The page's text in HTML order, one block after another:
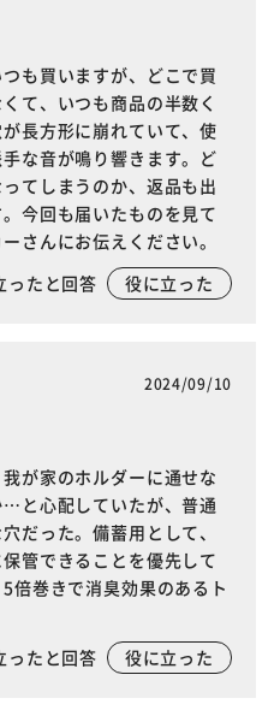
も買いますが、どこで買
て、いつも商品の半数く
長方形に崩れていて、使
な音が鳴り響きます。ど
てしまうのか、返品も出
今回も届いたものを見て
さんにお伝えください。
ったと回答 役に立った
2024/09/10
が家のホルダーに通せな
と心配していたが、普通
だった。備蓄用として、
管できることを優先して
倍巻きで消臭効果のあるト
ったと回答 役に立った